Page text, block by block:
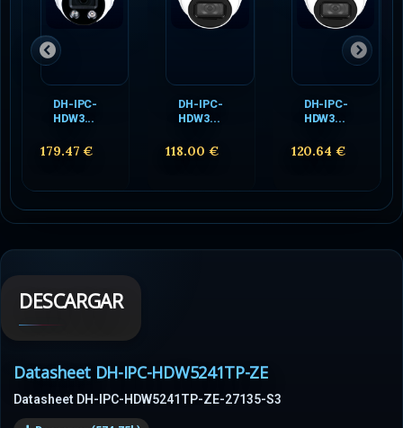
DH-IPC-
HDW3...
179.47 €
DH-IPC-
HDW3...
118.00 €
DH-IPC-
HDW3...
120.64 €
DESCARGAR
Datasheet DH-IPC-HDW5241TP-ZE
Datasheet DH-IPC-HDW5241TP-ZE-27135-S3